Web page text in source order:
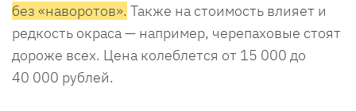
без «наворотов». Также на стоимость влияет и
редкость окраса — например, черепаховые стоят
дороже всех. Цена колеблется от 15 000 до
40 000 рублей.